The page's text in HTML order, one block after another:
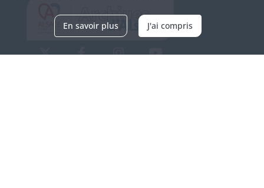
En savoir plus J'ai compris